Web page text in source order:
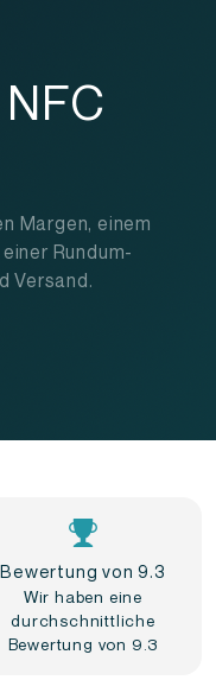
Margen, einem
Rundum-
Versand.
Bewertung von 9.3
Wir haben eine
durchschnittliche
Bewertung von 9.3